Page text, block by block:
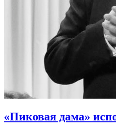
«Пиковая дама»